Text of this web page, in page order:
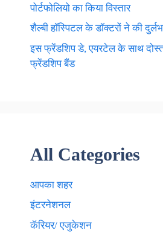
पोर्टफोलियो का किया विस्तार
शैल्बी हॉस्पिटल के डॉक्टरों ने की दुर्लभ
इस फ्रेंडशिप डे, एयरटेल के साथ
फ्रेंडशिप बैंड
All Categories
आपका शहर
इंटरनेशनल
कॅरियर/ एजुकेशन